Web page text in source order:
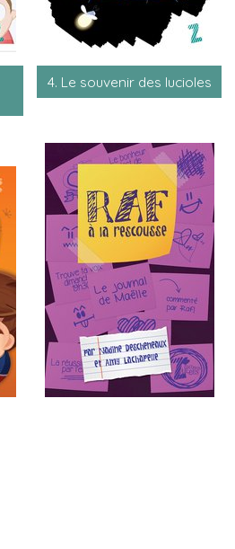
4. Le souvenir des lucioles